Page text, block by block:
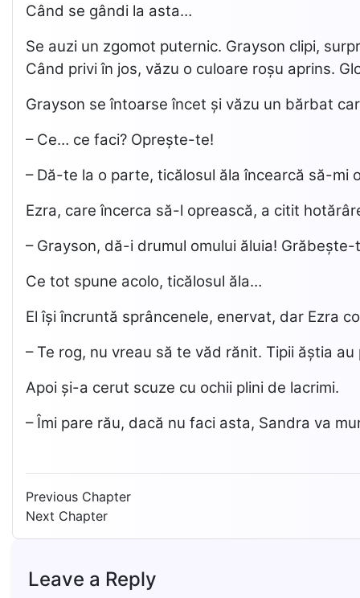
Când se gândi la asta…
Se auzi un zgomot puternic. Grayson clipi,
Când privi în jos, văzu o culoare roșu aprins.
Grayson se întoarse încet și văzu un bărbat
– Ce… ce faci? Oprește-te!
– Dă-te la o parte, ticălosul ăla încearcă să-mi
Ezra, care încerca să-l oprească, a citit
– Grayson, dă-i drumul omului ăluia! Grăbește-
Ce tot spune acolo, ticălosul ăla…
El își încruntă sprâncenele, enervat, dar Ezra
– Te rog, nu vreau să te văd rănit. Tipii ăștia
Apoi și-a cerut scuze cu ochii plini de lacrimi.
– Îmi pare rău, dacă nu faci asta, Sandra va
Previous Chapter
Next Chapter
Leave a Reply